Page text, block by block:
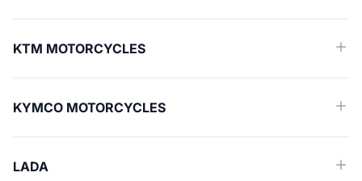
KTM MOTORCYCLES
KYMCO MOTORCYCLES
LADA